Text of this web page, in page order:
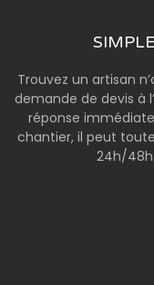
Trouvez un artisan
demande de devis à
réponse
chantier, il peut
24h/